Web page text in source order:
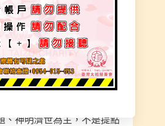
走幾次就能轉變，不用花大
、因果。這些事存在但不是
影響！
信徒回去考慮清楚、有需要
私奉獻、任何事都是隨緣，
不是只有提點而已，要能真
、神明濟世為主，不是提點